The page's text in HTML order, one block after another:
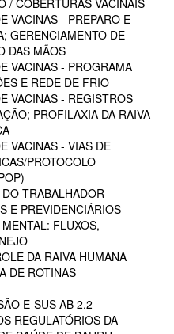
/ COBERTURAS VACINAIS
VACINAS - PREPARO E
GERENCIAMENTO DE
DAS MÃOS
VACINAS - PROGRAMA
E REDE DE FRIO
VACINAS - REGISTROS
PROFILAXIA DA RAIVA
VACINAS - VIAS DE
PROTOCOLO
TRABALHADOR -
E PREVIDENCIÁRIOS
FLUXOS,
DA RAIVA HUMANA
DE ROTINAS
E-SUS AB 2.2
REGULATÓRIOS DA